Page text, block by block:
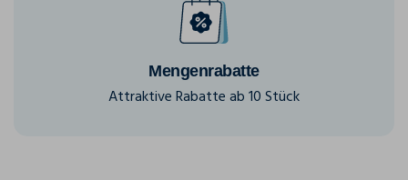
Mengenrabatte
Attraktive Rabatte ab 10 Stück